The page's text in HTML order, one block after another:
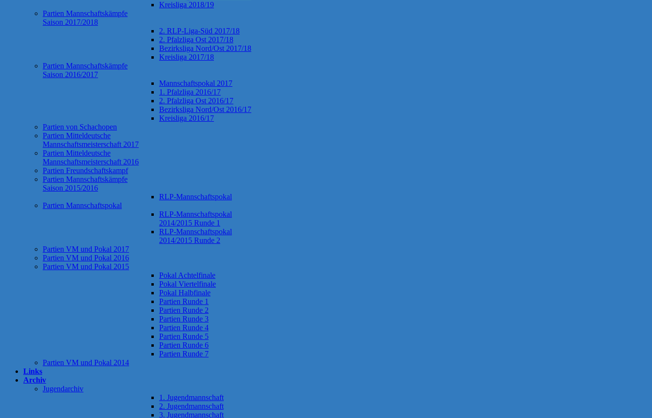
Kreisliga 2018/19
Partien Mannschaftskämpfe
Saison 2017/2018
2. RLP-Liga-Süd 2017/18
2. Pfalzliga Ost 2017/18
Bezirksliga Nord/Ost 2017/18
Kreisliga 2017/18
Partien Mannschaftskämpfe
Saison 2016/2017
Mannschaftspokal 2017
1. Pfalzliga 2016/17
2. Pfalzliga Ost 2016/17
Bezirksliga Nord/Ost 2016/17
Kreisliga 2016/17
Partien von Schachopen
Partien Mitteldeutsche
Mannschaftsmeisterschaft 2017
Partien Mitteldeutsche
Mannschaftsmeisterschaft 2016
Partien Freundschaftskampf
Partien Mannschaftskämpfe
Saison 2015/2016
RLP-Mannschaftspokal
Partien Mannschaftspokal
RLP-Mannschaftspokal
2014/2015 Runde 1
RLP-Mannschaftspokal
2014/2015 Runde 2
Partien VM und Pokal 2017
Partien VM und Pokal 2016
Partien VM und Pokal 2015
Pokal Achtelfinale
Pokal Viertelfinale
Pokal Halbfinale
Partien Runde 1
Partien Runde 2
Partien Runde 3
Partien Runde 4
Partien Runde 5
Partien Runde 6
Partien Runde 7
Partien VM und Pokal 2014
Links
Archiv
Jugendarchiv
1. Jugendmannschaft
2. Jugendmannschaft
3. Jugendmannschaft